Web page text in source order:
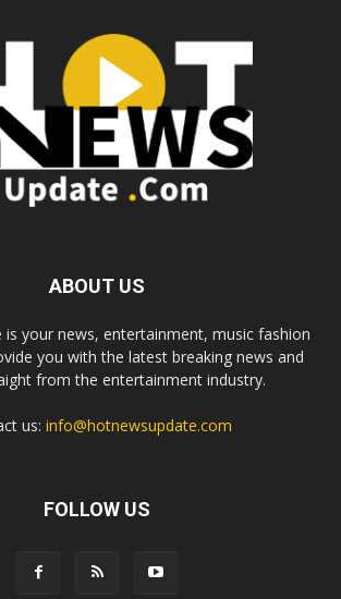
ABOUT US
your news, entertainment, music fashion
you with the latest breaking news and
from the entertainment industry.
us: info@hotnewsupdate.com
FOLLOW US